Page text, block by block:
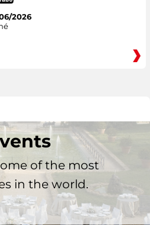
2026
of the most
in the world.